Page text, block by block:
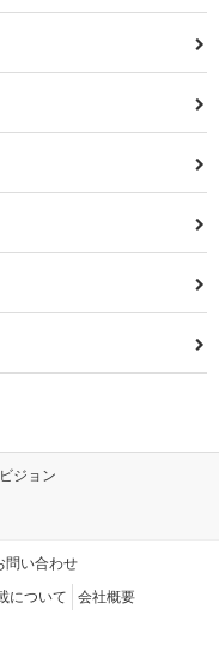
ジョン
問い合わせ
について 会社概要